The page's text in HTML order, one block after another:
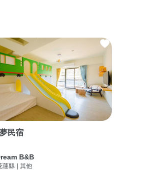
民宿
B&B
蓮縣 | 其他